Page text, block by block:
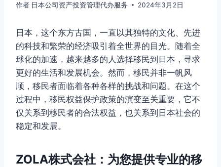
作者 日本公司资产投资管理代办服务 2024年3月2日
日本，这个东方古国，一直以其独特的文化、先进
的科技和繁荣的经济吸引着全世界的目光。随着全
球化的加速，越来越多的人选择移民到日本，寻求
更好的生活和发展机会。然而，移民并非一帆风
顺，移民者面临着各种各样的挑战和问题。在这个
过程中，移民权益保护政策的演变至关重要，它不
仅关系到移民者的合法权益，也关系到日本社会的
稳定和发展。
ZOLA株式会社：为您提供专业的移